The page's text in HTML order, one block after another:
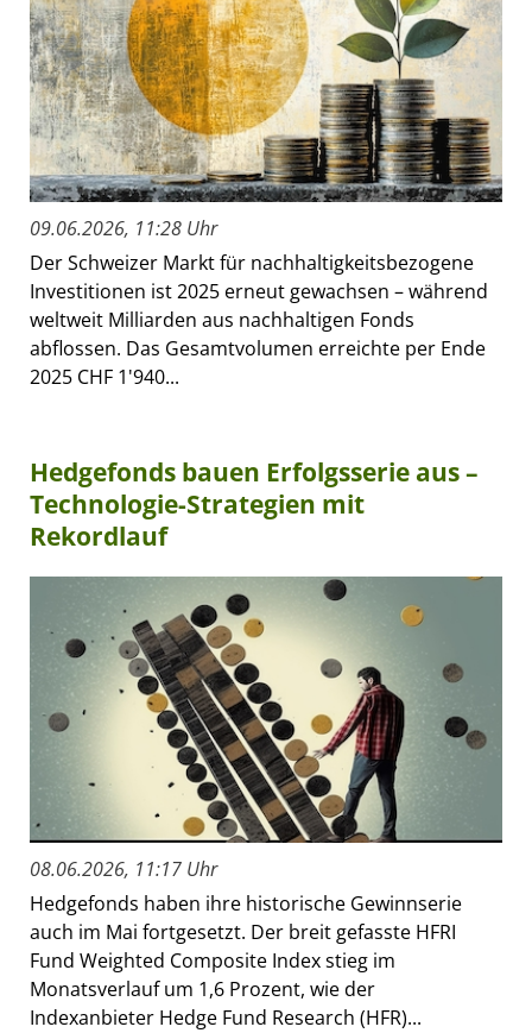
09.06.2026, 11:28 Uhr
Der Schweizer Markt für nachhaltigkeitsbezogene
Investitionen ist 2025 erneut gewachsen – während
weltweit Milliarden aus nachhaltigen Fonds
abflossen. Das Gesamtvolumen erreichte per Ende
2025 CHF 1'940...
Hedgefonds bauen Erfolgsserie aus –
Technologie-Strategien mit
Rekordlauf
08.06.2026, 11:17 Uhr
Hedgefonds haben ihre historische Gewinnserie
auch im Mai fortgesetzt. Der breit gefasste HFRI
Fund Weighted Composite Index stieg im
Monatsverlauf um 1,6 Prozent, wie der
Indexanbieter Hedge Fund Research (HFR)...